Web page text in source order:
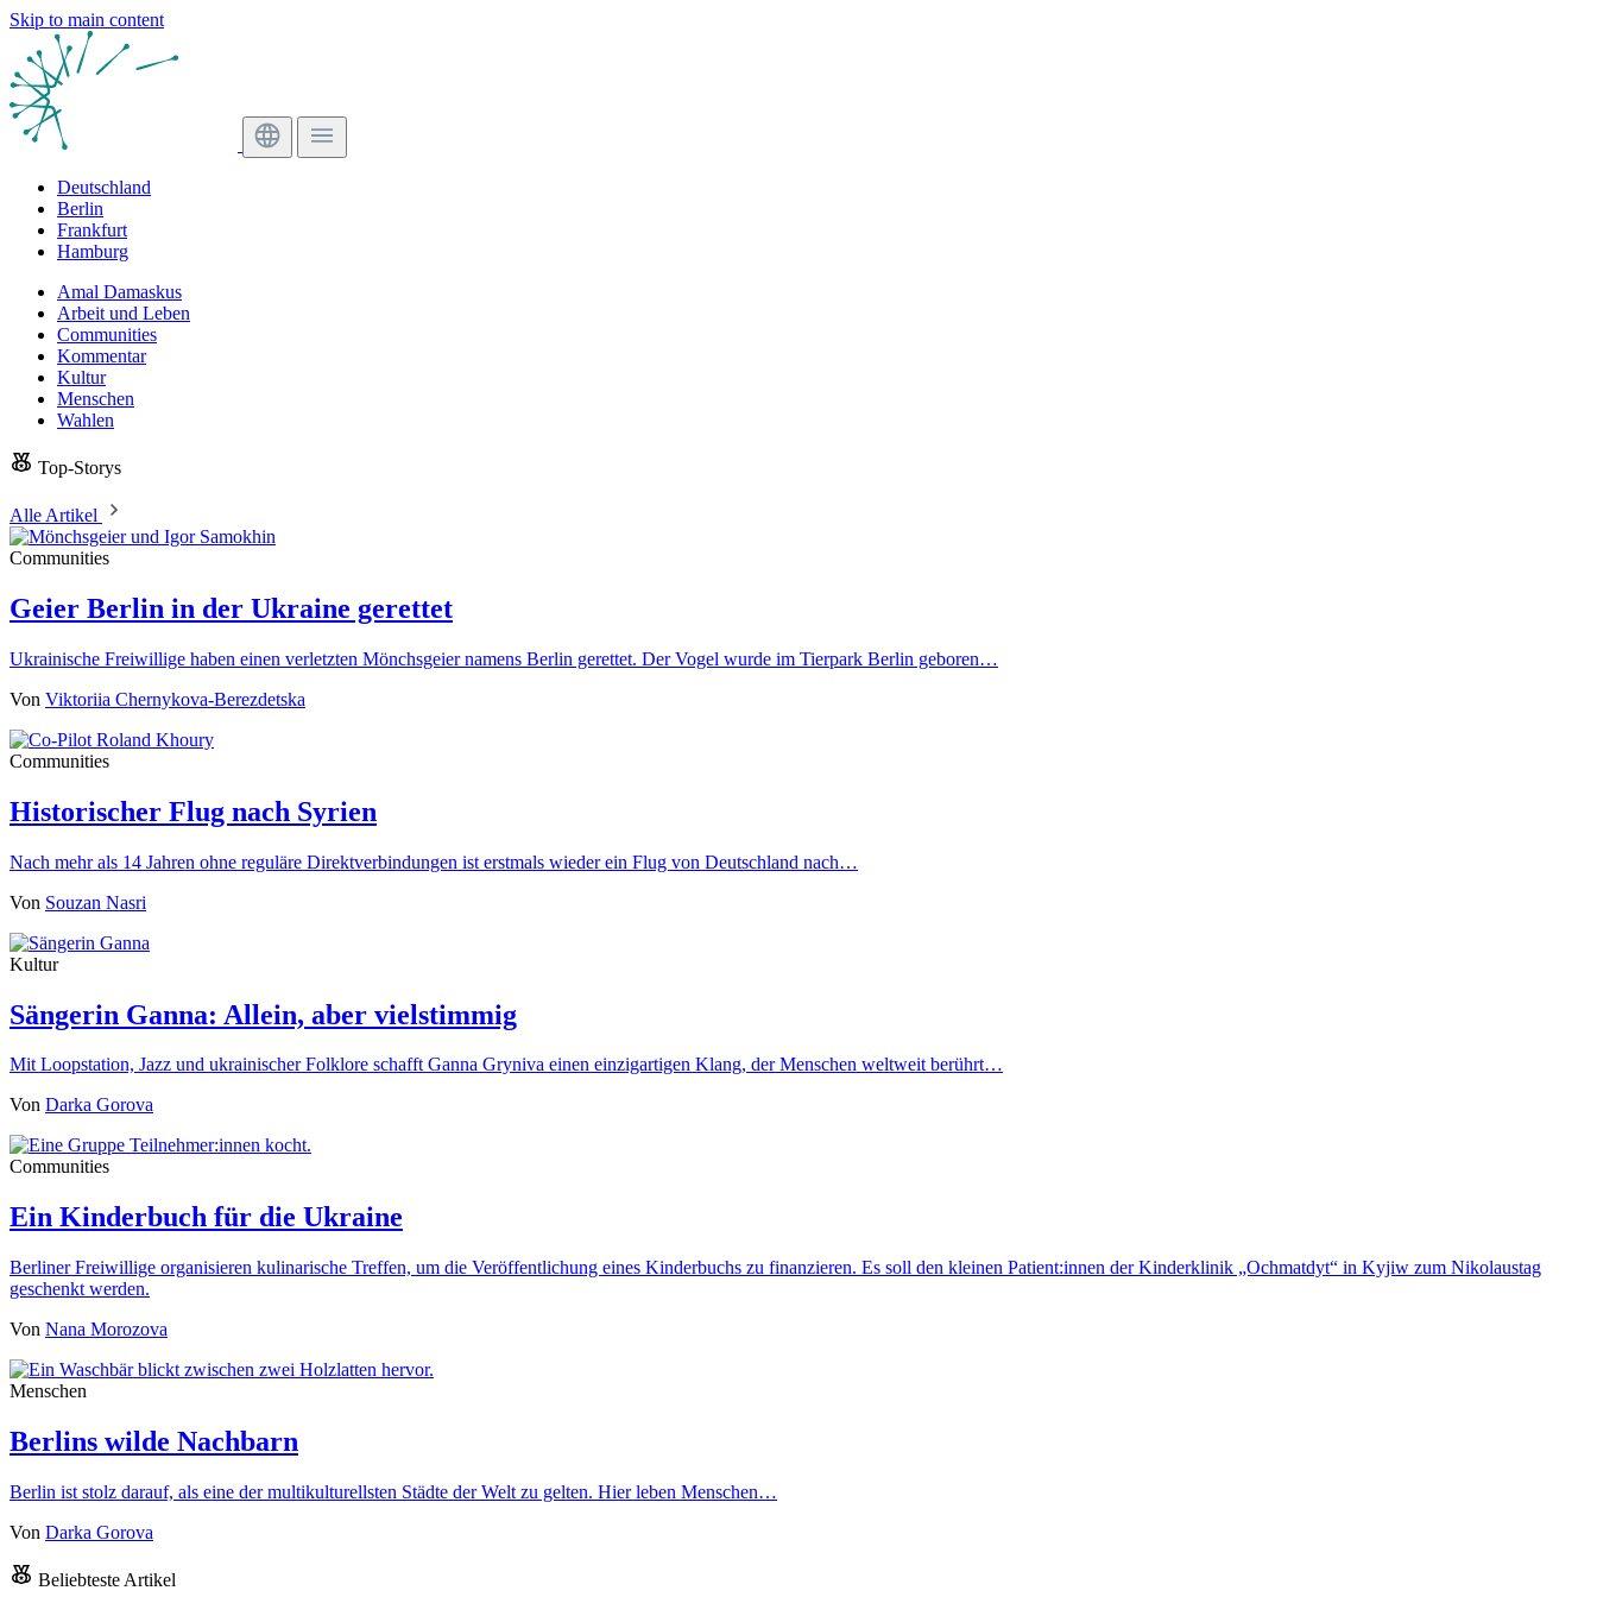
Skip to main content
Deutschland
Berlin
Frankfurt
Hamburg
Amal Damaskus
Arbeit und Leben
Communities
Kommentar
Kultur
Menschen
Wahlen
Top-Storys
Alle Artikel
Communities
Geier Berlin in der Ukraine gerettet
Ukrainische Freiwillige haben einen verletzten Mönchsgeier namens Berlin gerettet. Der Vogel wurde im Tierpark Berlin geboren…
Von Viktoriia Chernykova-Berezdetska
Communities
Historischer Flug nach Syrien
Nach mehr als 14 Jahren ohne reguläre Direktverbindungen ist erstmals wieder ein Flug von Deutschland nach…
Von Souzan Nasri
Kultur
Sängerin Ganna: Allein, aber vielstimmig
Mit Loopstation, Jazz und ukrainischer Folklore schafft Ganna Gryniva einen einzigartigen Klang, der Menschen weltweit berührt…
Von Darka Gorova
Communities
Ein Kinderbuch für die Ukraine
Berliner Freiwillige organisieren kulinarische Treffen, um die Veröffentlichung eines Kinderbuchs zu finanzieren. Es soll den kleinen Patient:innen der Kinderklinik „Ochmatdyt“ in Kyjiw zum Nikolaustag
geschenkt werden.
Von Nana Morozova
Menschen
Berlins wilde Nachbarn
Berlin ist stolz darauf, als eine der multikulturellsten Städte der Welt zu gelten. Hier leben Menschen…
Von Darka Gorova
Beliebteste Artikel